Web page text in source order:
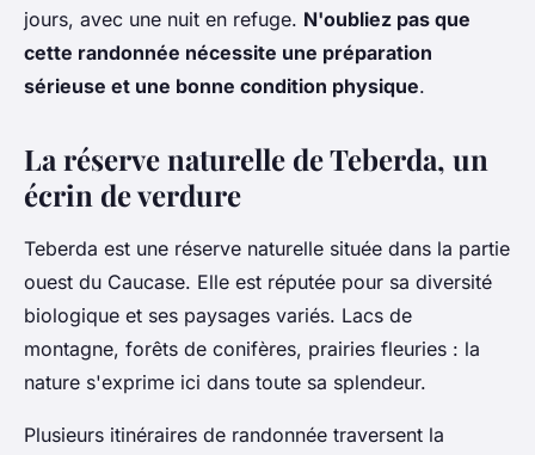
jours, avec une nuit en refuge. N'oubliez pas que
cette randonnée nécessite une préparation
sérieuse et une bonne condition physique.
La réserve naturelle de Teberda, un
écrin de verdure
Teberda est une réserve naturelle située dans la partie
ouest du Caucase. Elle est réputée pour sa diversité
biologique et ses paysages variés. Lacs de
montagne, forêts de conifères, prairies fleuries : la
nature s'exprime ici dans toute sa splendeur.
Plusieurs itinéraires de randonnée traversent la